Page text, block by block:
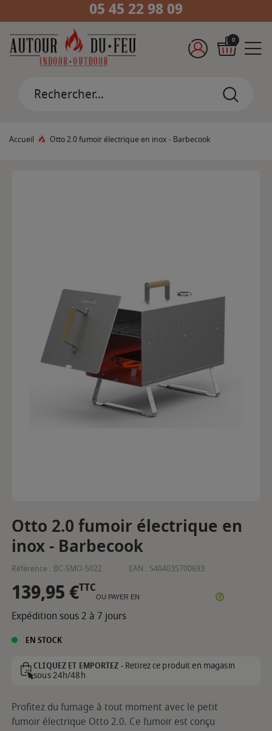
05 45 22 98 09
0
Accueil Otto 2.0 fumoir électrique en inox - Barbecook
Otto 2.0 fumoir électrique en
inox - Barbecook
Référence : BC-SMO-5022 EAN : 5404035700693
139,95 €TTC
OU PAYER EN
Expédition sous 2 à 7 jours
EN STOCK
CLIQUEZ ET EMPORTEZ -Retirez ce produit en magasin
sous 24h/48h
Profitez du fumage à tout moment avec le petit
fumoir électrique Otto 2.0. Ce fumoir est conçu